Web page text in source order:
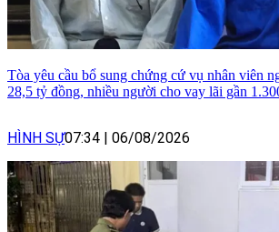
Tòa yêu cầu bổ sung chứng cứ vụ nhân viên
28,5 tỷ đồng, nhiều người cho vay lãi gần
HÌNH SỰ07:34 06/08/2026